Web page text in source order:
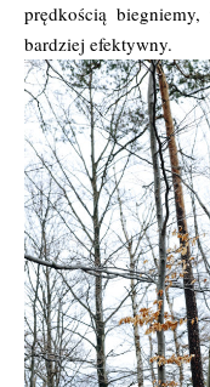
prędkością
bardziej efektywny.